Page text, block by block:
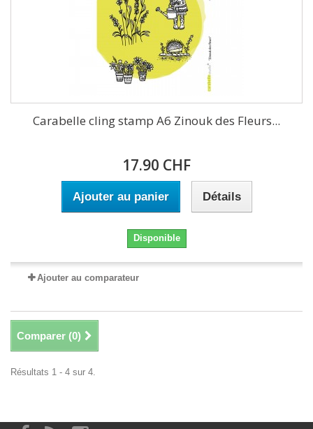
Carabelle cling stamp A6 Zinouk des Fleurs...
17.90 CHF
Ajouter au panier Détails
Disponible
Ajouter au comparateur
Comparer (0)
Résultats 1 - 4 sur 4.